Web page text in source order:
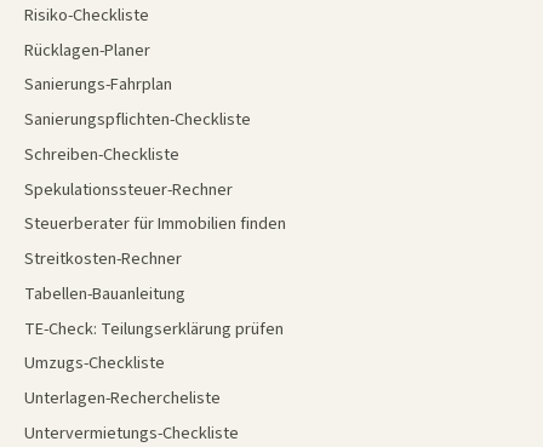
Risiko-Checkliste
Rücklagen-Planer
Sanierungs-Fahrplan
Sanierungspflichten-Checkliste
Schreiben-Checkliste
Spekulationssteuer-Rechner
Steuerberater für Immobilien finden
Streitkosten-Rechner
Tabellen-Bauanleitung
TE-Check: Teilungserklärung prüfen
Umzugs-Checkliste
Unterlagen-Rechercheliste
Untervermietungs-Checkliste